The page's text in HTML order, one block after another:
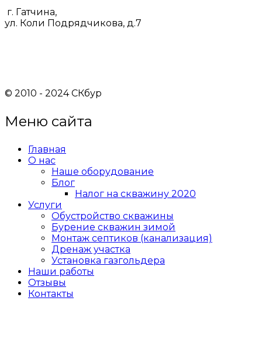
г. Гатчина,
ул. Коли Подрядчикова, д.7
© 2010 - 2024 СКбур
Меню сайта
Главная
О нас
Наше оборудование
Блог
Налог на скважину 2020
Услуги
Обустройство скважины
Бурение скважин зимой
Монтаж септиков (канализация)
Дренаж участка
Установка газгольдера
Наши работы
Отзывы
Контакты